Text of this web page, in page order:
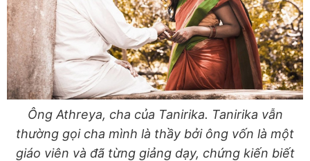
Ông Athreya, cha của Tanirika. Tanirika vẫn
thường gọi cha mình là thầy bởi ông vốn là một
giáo viên và đã từng giảng dạy, chứng kiến biết